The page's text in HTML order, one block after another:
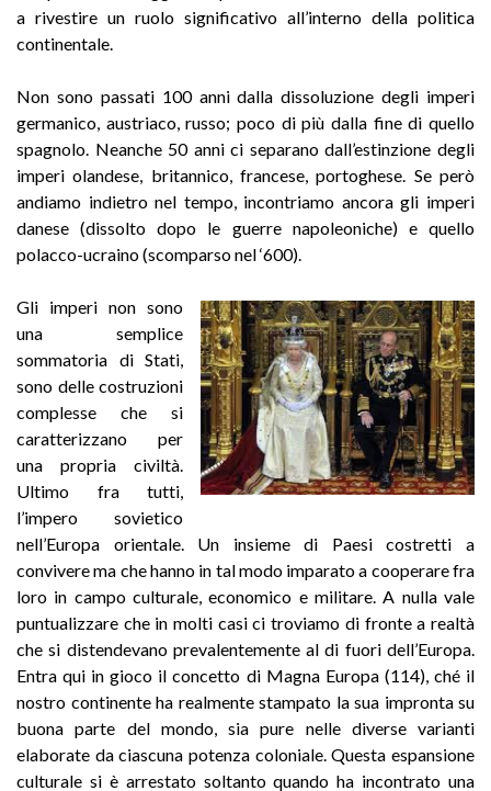
a rivestire un ruolo significativo all’interno della politica
continentale.
Non sono passati 100 anni dalla dissoluzione degli imperi
germanico, austriaco, russo; poco di più dalla fine di quello
spagnolo. Neanche 50 anni ci separano dall’estinzione degli
imperi olandese, britannico, francese, portoghese. Se però
andiamo indietro nel tempo, incontriamo ancora gli imperi
danese (dissolto dopo le guerre napoleoniche) e quello
polacco-ucraino (scomparso nel ‘600).
Gli imperi non sono
una semplice
sommatoria di Stati,
sono delle costruzioni
complesse che si
caratterizzano per
una propria civiltà.
Ultimo fra tutti,
l’impero sovietico
nell’Europa orientale. Un insieme di Paesi costretti a
convivere ma che hanno in tal modo imparato a cooperare fra
loro in campo culturale, economico e militare. A nulla vale
puntualizzare che in molti casi ci troviamo di fronte a realtà
che si distendevano prevalentemente al di fuori dell’Europa.
Entra qui in gioco il concetto di Magna Europa (114), ché il
nostro continente ha realmente stampato la sua impronta su
buona parte del mondo, sia pure nelle diverse varianti
elaborate da ciascuna potenza coloniale. Questa espansione
culturale si è arrestato soltanto quando ha incontrato una